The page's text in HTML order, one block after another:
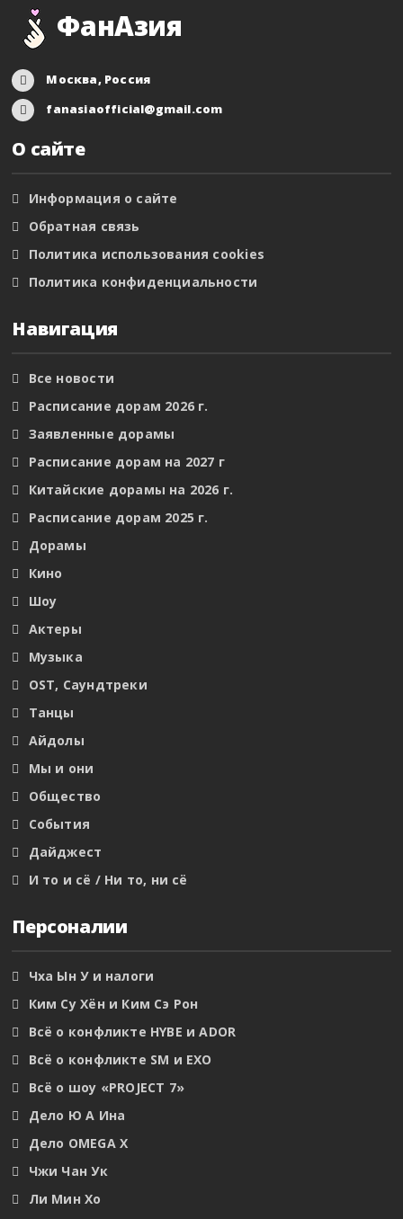
ФанАзия
Москва, Россия
fanasiaofficial@gmail.com
О сайте
Информация о сайте
Обратная связь
Политика использования cookies
Политика конфиденциальности
Навигация
Все новости
Расписание дорам 2026 г.
Заявленные дорамы
Расписание дорам на 2027 г
Китайские дорамы на 2026 г.
Расписание дорам 2025 г.
Дорамы
Кино
Шоу
Актеры
Музыка
OST, Саундтреки
Танцы
Айдолы
Мы и они
Общество
События
Дайджест
И то и сё / Ни то, ни сё
Персоналии
Чха Ын У и налоги
Ким Су Хён и Ким Сэ Рон
Всё о конфликте HYBE и ADOR
Всё о конфликте SM и EXO
Всё о шоу «PROJECT 7»
Дело Ю А Ина
Дело OMEGA X
Чжи Чан Ук
Ли Мин Хо